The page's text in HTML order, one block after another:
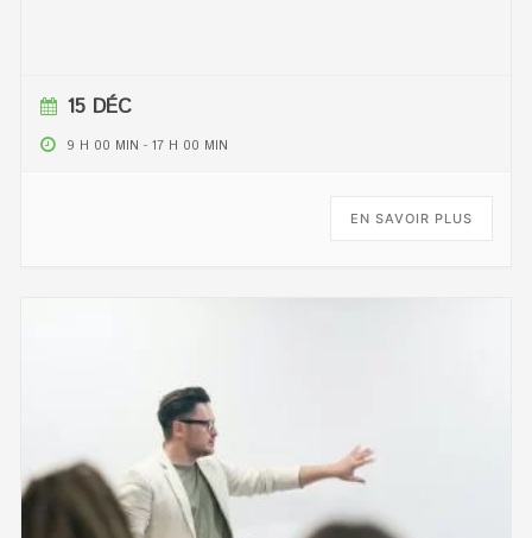
15 DÉC
9 H 00 MIN -17 H 00 MIN
EN SAVOIR PLUS